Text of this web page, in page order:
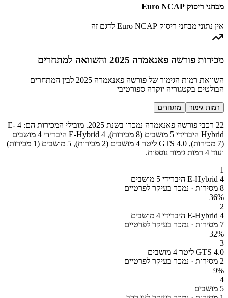
מבחני ריסוק Euro NCAP
אין נתוני מבחני ריסוק Euro NCAP לדגם זה
מכירות פורשה פאנאמרה 2025 והשוואה למתחרים
השוואת רמות הגימור של פורשה פאנאמרה 2025 לבין המתחרים
הבולטים בקטגוריה יוקרה ספורטיבי
רמות גימור מתחרים
22 רכבי פורשה פאנאמרה נמכרו בשנת 2025. מובילי המכירות הם: 4 E-
Hybrid היברידי 5 מושבים (8 מכירות), 4 E-Hybrid היברידי 4 מושבים
(7 מכירות), GTS 4.0 ליטר 4 מושבים (2 מכירות), 5 מושבים (1 מכירות)
ועוד 4 רמות גימור נוספות.
1
4 E-Hybrid היברידי 5 מושבים
8 מסירות · נמכר בעיקר לפרטיים
36%
2
4 E-Hybrid היברידי 4 מושבים
7 מסירות · נמכר בעיקר לפרטיים
32%
3
GTS 4.0 ליטר 4 מושבים
2 מסירות · נמכר בעיקר לפרטיים
9%
4
5 מושבים